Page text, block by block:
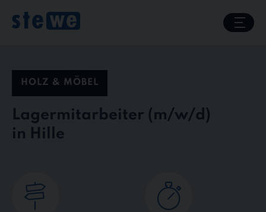
content
HOLZ & MÖBEL
Lagermitarbeiter
in Hille